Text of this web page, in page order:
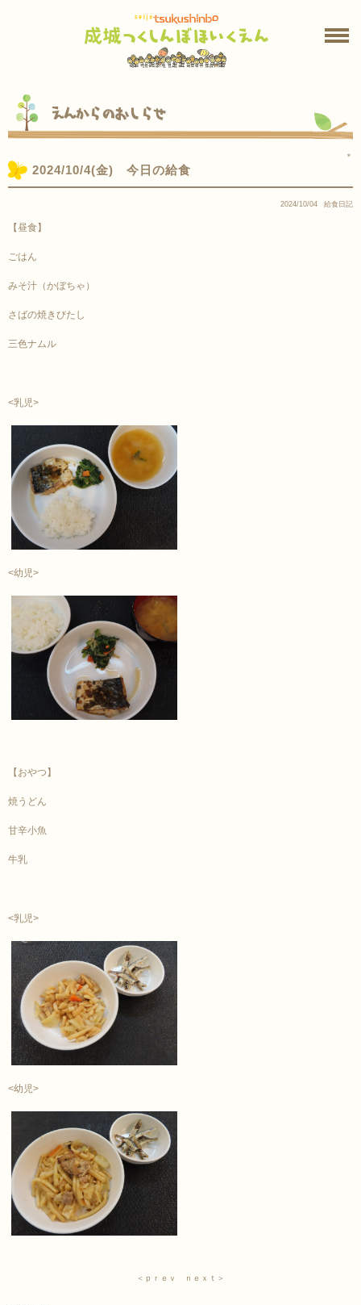
えんからのおしらせ
＊
2024/10/4(金) 今日の給食
2024/10/04 給食日記
【昼食】
ごはん
みそ汁（かぼちゃ）
さばの焼きびたし
三色ナムル
<乳児>
<幼児>
【おやつ】
焼うどん
甘辛小魚
牛乳
<乳児>
<幼児>
＜ｐｒｅｖ ｎｅｘｔ＞